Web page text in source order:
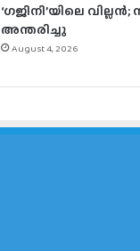
‘ഗജിനി’യിലെ
അന്തരിച്ചു
August 4, 2026